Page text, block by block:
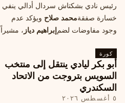
رئيس نادي بشكتاش سردال أدالي ينفي
خسارة صفقةمحمد صلاح ويؤكد عدم
وجود مفاوضات لضمإبراهيم دياز ، مشيراً
محتملة أخرى.
كورة
أبو بكر ليادي ينتقل إلى منتخب
السويس بتروجت من الاتحاد
السكندري
٥ أغسطس ٢٠٢٦